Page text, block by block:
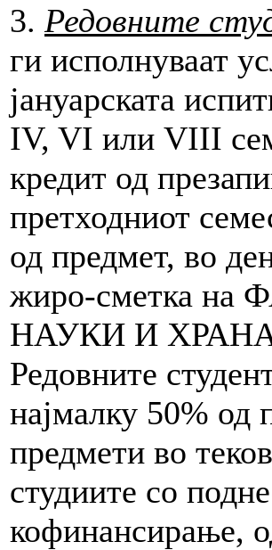
3. Редовните
ги исполнуваат
јануарската
IV, VI или VIII
кредит од
претходниот
од предмет, во
жиро-сметка
НАУКИ И
Редовните
најмалку 50% од
предмети во
студиите со
кофинансирање,